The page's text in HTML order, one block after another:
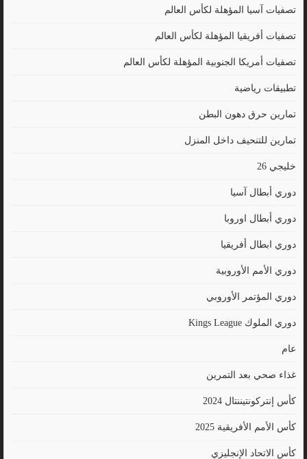
تصفيات آسيا المؤهلة لكأس العالم
تصفيات أفريقيا المؤهلة لكأس العالم
تصفيات أمريكا الجنوبية المؤهلة لكأس العالم
تطبيقات رياضية
تمارين حرق دهون البطن
تمارين للتنحيف داخل المنزل
خليجي 26
دوري أبطال آسيا
دوري أبطال اوروبا
دوري ابطال أفريقيا
دوري الأمم الأوروبية
دوري المؤتمر الأوروبي
دوري الملوك Kings League
عام
غذاء صحي بعد التمرين
كأس إنتركونتيننتال 2024
كأس الأمم الأفريقية 2025
كأس الاتحاد الإنجليزي